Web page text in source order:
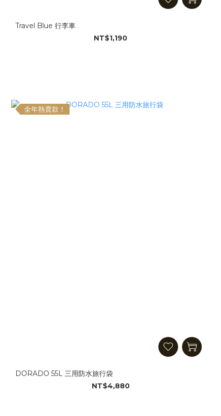
Travel Blue 行李車
NT$1,190
全年熱賣款！
DORADO 55L 三用防水旅行袋
NT$4,880